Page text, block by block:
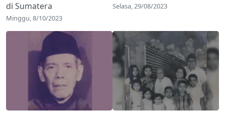
di Sumatera
Minggu, 8/10/2023
Selasa, 29/08/2023